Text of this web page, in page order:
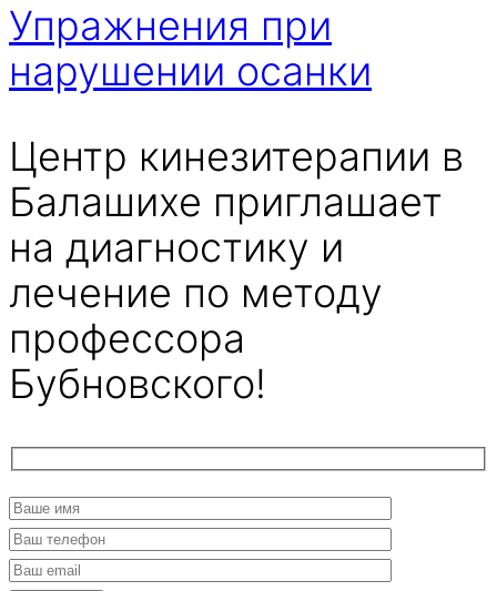
Упражнения при
нарушении осанки
Центр кинезитерапии в
Балашихе приглашает
на диагностику и
лечение по методу
профессора
Бубновского!